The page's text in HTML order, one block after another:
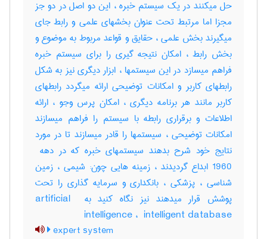
حل میکنند در یک سیستم خبره ، این دو اصل در دو جز
مجزا اما مرتبط تحت عنوان بخشهای علمی و رابط جای
میگیرند بخش علمی ، حقایق و قواعد مربوط به موضوع و
بخش رابط ، امکان نتیجه گیری را برای سیستم خبره
فراهم میسازد در این سیستمها ، ابزار دیگری نیز به شکل
رابطهای کاربر و امکانات توضیحی ارائه میگردد رابطهای
کاربر مانند هر برنامه دیگری ، امکان پرس وجو ، ارائه
اطلاعات و برقراری رابطه با سیستم را فراهم میسازند
امکانات توضیحی ، سیستمها را قادر میسازند تا در مورد
1960 ابداع گردیدند ، زمینه هایی چون: شیمی ، زمین
شناسی ، پزشکی ، بانکداری و سرمایه گذاری را تحت
پوشش قرار میدهند نیز نگاه کنید به ‎artificial ‎
intelligence ، ‎ intelligent database
expert system